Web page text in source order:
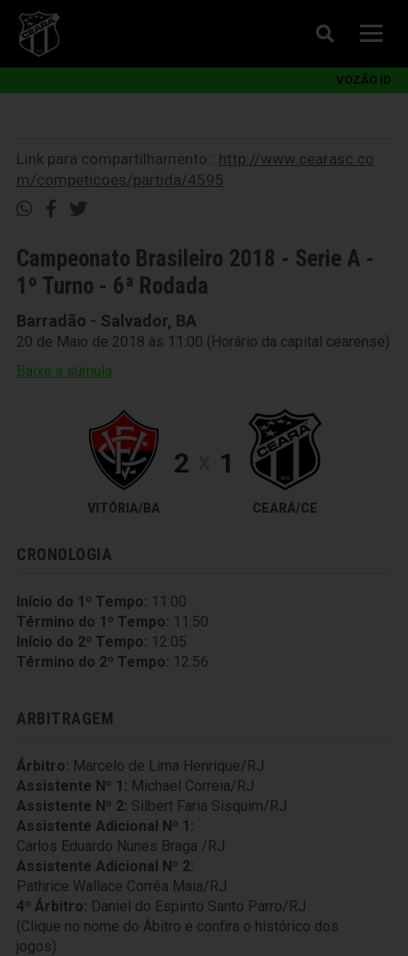
VOZÃO ID
Link para compartilhamento:: http://www.cearasc.co
m/competicoes/partida/4595
Campeonato Brasileiro 2018 - Serie A -
1º Turno - 6ª Rodada
Barradão - Salvador, BA
20 de Maio de 2018 às 11:00 (Horário da capital cearense)
Baixe a súmula
VITÓRIA/BA
2 1
CEARÁ/CE
CRONOLOGIA
Início do 1º Tempo: 11:00
Término do 1º Tempo: 11:50
Início do 2º Tempo: 12:05
Término do 2º Tempo: 12:56
ARBITRAGEM
Árbitro: Marcelo de Lima Henrique/RJ
Assistente Nº 1: Michael Correia/RJ
Assistente Nº 2: Silbert Faria Sisquim/RJ
Assistente Adicional Nº 1:
Carlos Eduardo Nunes Braga /RJ
Assistente Adicional Nº 2:
Pathrice Wallace Corrêa Maia/RJ
4º Árbitro: Daniel do Espirito Santo Parro/RJ
(Clique no nome do Ábitro e confira o histórico dos
jogos)